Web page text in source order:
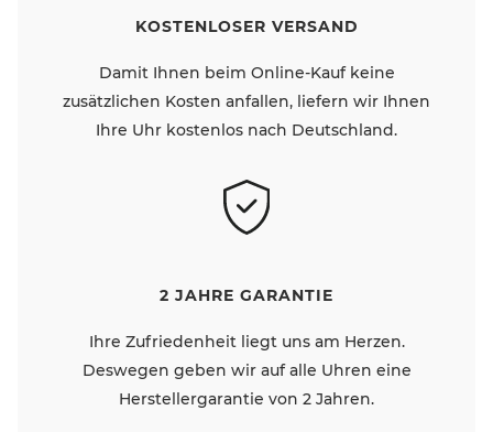
KOSTENLOSER VERSAND
Damit Ihnen beim Online-Kauf keine
zusätzlichen Kosten anfallen, liefern wir Ihnen
Ihre Uhr kostenlos nach Deutschland.
2 JAHRE GARANTIE
Ihre Zufriedenheit liegt uns am Herzen.
Deswegen geben wir auf alle Uhren eine
Herstellergarantie von 2 Jahren.